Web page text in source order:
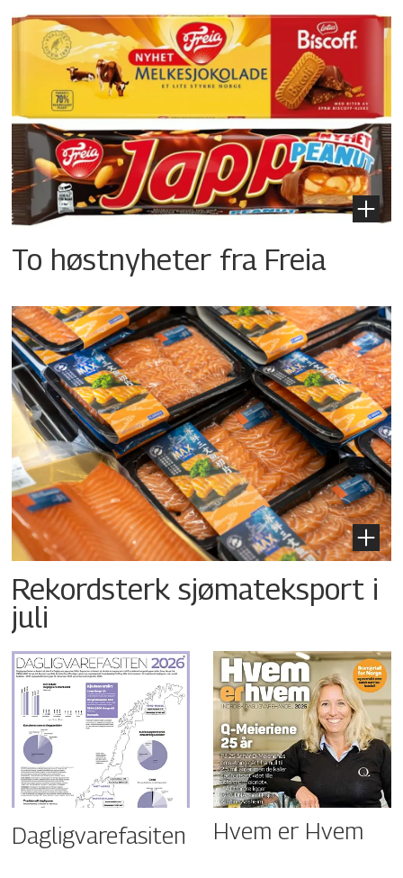
To høstnyheter fra Freia
Rekordsterk sjømateksport i
juli
Dagligvarefasiten Hvem er Hvem